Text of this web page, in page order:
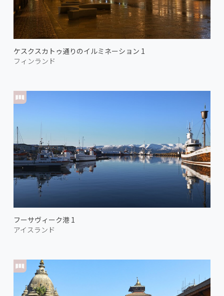
ケスクスカトゥ通りのイルミネーション 1
フィンランド
フーサヴィーク港 1
アイスランド